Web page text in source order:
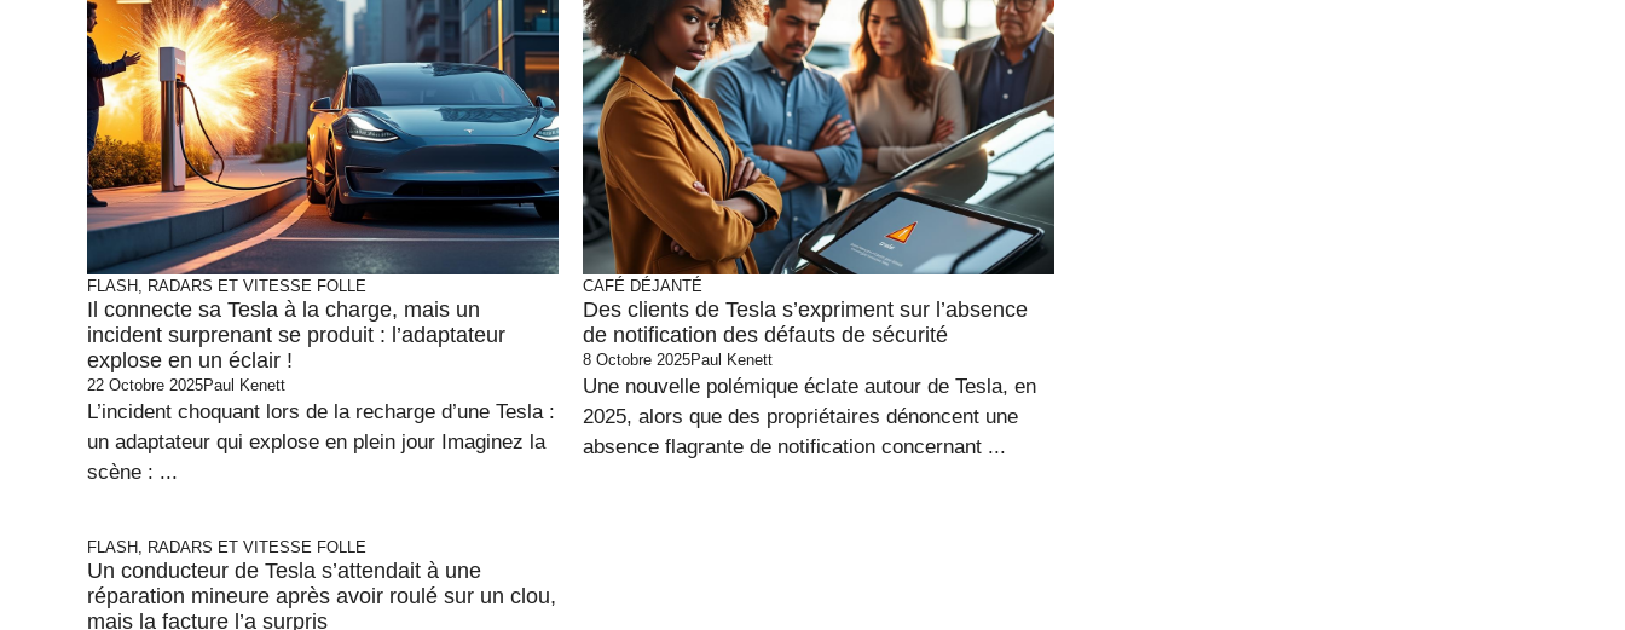
FLASH, RADARS ET VITESSE FOLLE
Il connecte sa Tesla à la charge, mais un
incident surprenant se produit : l’adaptateur
explose en un éclair !
22 Octobre 2025Paul Kenett
L’incident choquant lors de la recharge d’une Tesla :
un adaptateur qui explose en plein jour Imaginez la
scène : ...
CAFÉ DÉJANTÉ
Des clients de Tesla s’expriment sur l’absence
de notification des défauts de sécurité
8 Octobre 2025Paul Kenett
Une nouvelle polémique éclate autour de Tesla, en
2025, alors que des propriétaires dénoncent une
absence flagrante de notification concernant ...
FLASH, RADARS ET VITESSE FOLLE
Un conducteur de Tesla s’attendait à une
réparation mineure après avoir roulé sur un clou,
mais la facture l’a surpris